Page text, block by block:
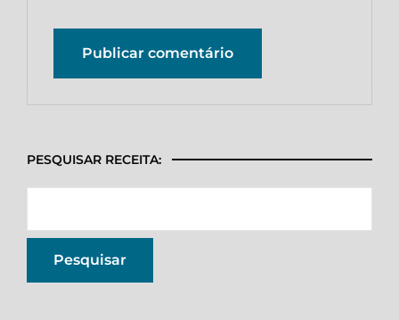
PESQUISAR RECEITA: